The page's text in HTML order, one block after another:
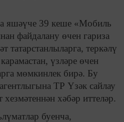
яшәүче 39 кеше «Мобиль
файдалану өчен гариза
татарстанлыларга, теркәлү
үзләре өчен
мөмкинлек бирә. Бу
ТР Үзәк сайлау
хезмәтеннән хәбәр иттеләр.
буенча,